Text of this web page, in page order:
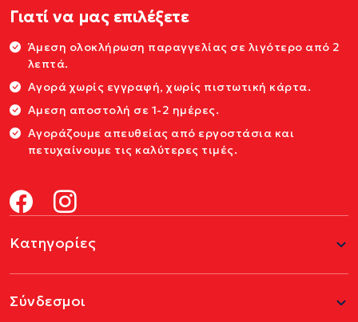
Γιατί να μας επιλέξετε
Άμεση ολοκλήρωση παραγγελίας σε λιγότερο από 2
λεπτά.
Αγορά χωρίς εγγραφή, χωρίς πιστωτική κάρτα.
Αμεση αποστολή σε 1-2 ημέρες.
Αγοράζουμε απευθείας από εργοστάσια και
πετυχαίνουμε τις καλύτερες τιμές.
Κατηγορίες
Σύνδεσμοι